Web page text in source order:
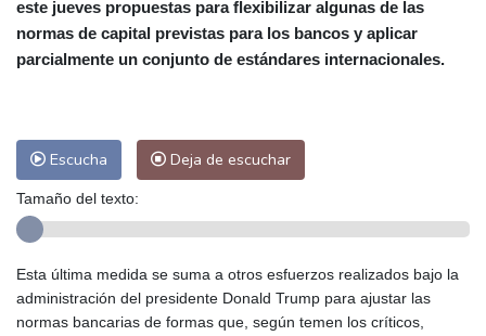
Las Palmas de Gran Canaria
26 °C
Ibiza
Buenos Aires
14 °C
Panama City
25 °C
este jueves propuestas para flexibilizar algunas de las
normas de capital previstas para los bancos y aplicar
parcialmente un conjunto de estándares internacionales.
Escucha Deja de escuchar
Tamaño del texto:
Esta última medida se suma a otros esfuerzos realizados bajo la
administración del presidente Donald Trump para ajustar las
normas bancarias de formas que, según temen los críticos,